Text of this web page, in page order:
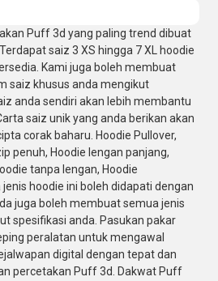
Puff 3d yang paling trend dibuat
saiz 3 XS hingga 7 XL hoodie
Kami juga boleh membuat
saiz khusus anda mengikut
anda sendiri akan lebih membantu
saiz unik yang anda berikan akan
corak baharu. Hoodie Pullover,
penuh, Hoodie lengan panjang,
tanpa lengan, Hoodie
hoodie ini boleh didapati dengan
juga boleh membuat semua jenis
spesifikasi anda. Pasukan pakar
peralatan untuk mengawal
digital dengan tepat dan
percetakan Puff 3d. Dakwat Puff